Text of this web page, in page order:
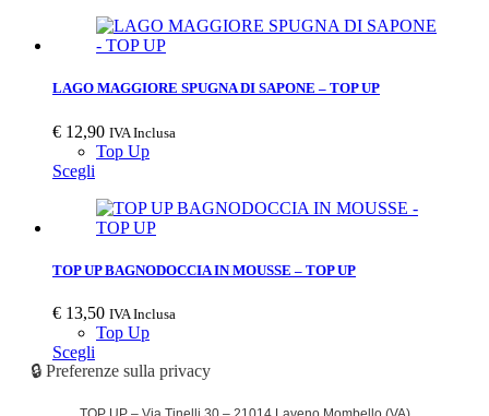
LAGO MAGGIORE SPUGNA DI SAPONE – TOP UP
€ 12,90 IVA Inclusa
Top Up
Scegli
TOP UP BAGNODOCCIA IN MOUSSE – TOP UP
€ 13,50 IVA Inclusa
Top Up
Scegli
🔒 Preferenze sulla privacy